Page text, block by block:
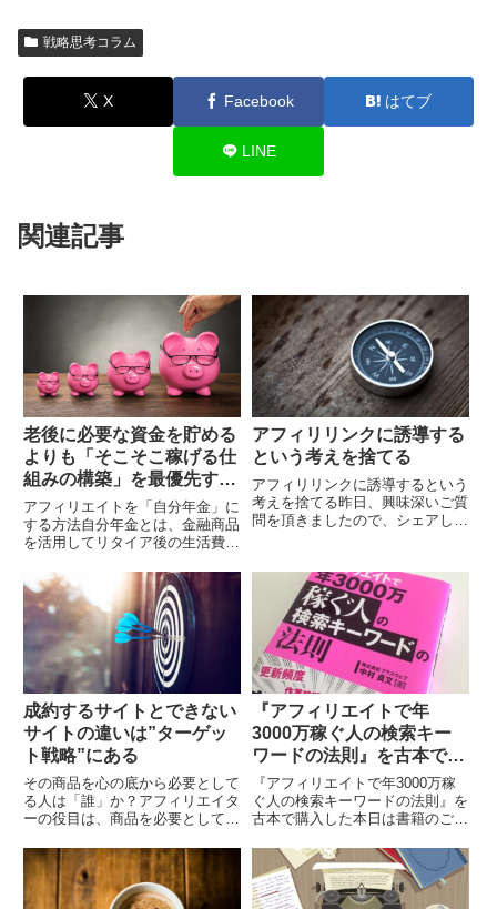
戦略思考コラム
X Facebook はてブ
LINE
関連記事
老後に必要な資金を貯める
よりも「そこそこ稼げる仕
組みの構築」を最優先すべ
き
アフィリエイトを「自分年金」に
する方法自分年金とは、金融商品
を活用してリタイア後の生活費を
的年金や預貯金で足りない部分を
補完するために、オリジナルの年
金（毎月お金を受け取...
アフィリリンクに誘導する
という考えを捨てる
アフィリリンクに誘導するという
考えを捨てる昨日、興味深いご質
問を頂きましたので、シェアした
リエイトリンクページへいかに誘
導すれば良いか？”と...
成約するサイトとできない
サイトの違いは”ターゲッ
ト戦略”にある
その商品を心の底から必要として
る人は「誰」か？アフィリエイタ
ーの役目は、商品を必要としてい
することです。ユーザーにとって
価値のある商品・サービスをお伝
えすることです。必要...
『アフィリエイトで年
3000万稼ぐ人の検索キー
ワードの法則』を古本で購
入してみた【その1】
『アフィリエイトで年3000万稼
ぐ人の検索キーワードの法則』を
古本で購入した本日は書籍のご紹
リエイトで年3000万稼ぐ人の検
索キーワードの法則』です。中村
貞文さんといえば...